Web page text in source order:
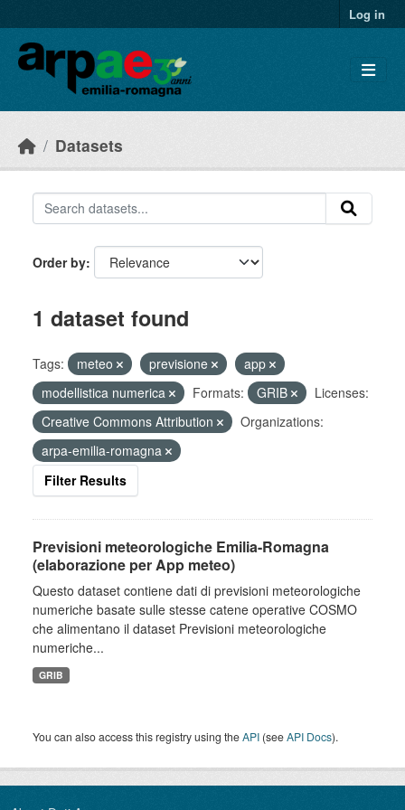
Log in
Datasets
Order by
1 dataset found
Tags: meteo previsione
app
modellistica numerica
Formats: GRIB
Licenses:
Creative Commons Attribution
Organizations:
arpa-emilia-romagna
Filter Results
Previsioni meteorologiche Emilia-Romagna
(elaborazione per App meteo)
Questo dataset contiene dati di previsioni meteorologiche
numeriche basate sulle stesse catene operative COSMO
che alimentano il dataset Previsioni meteorologiche
numeriche...
GRIB
You can also access this registry using theAPI (seeAPI Docs).